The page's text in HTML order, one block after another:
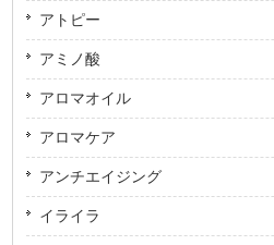
アトピー
アミノ酸
アロマオイル
アロマケア
アンチエイジング
イライラ